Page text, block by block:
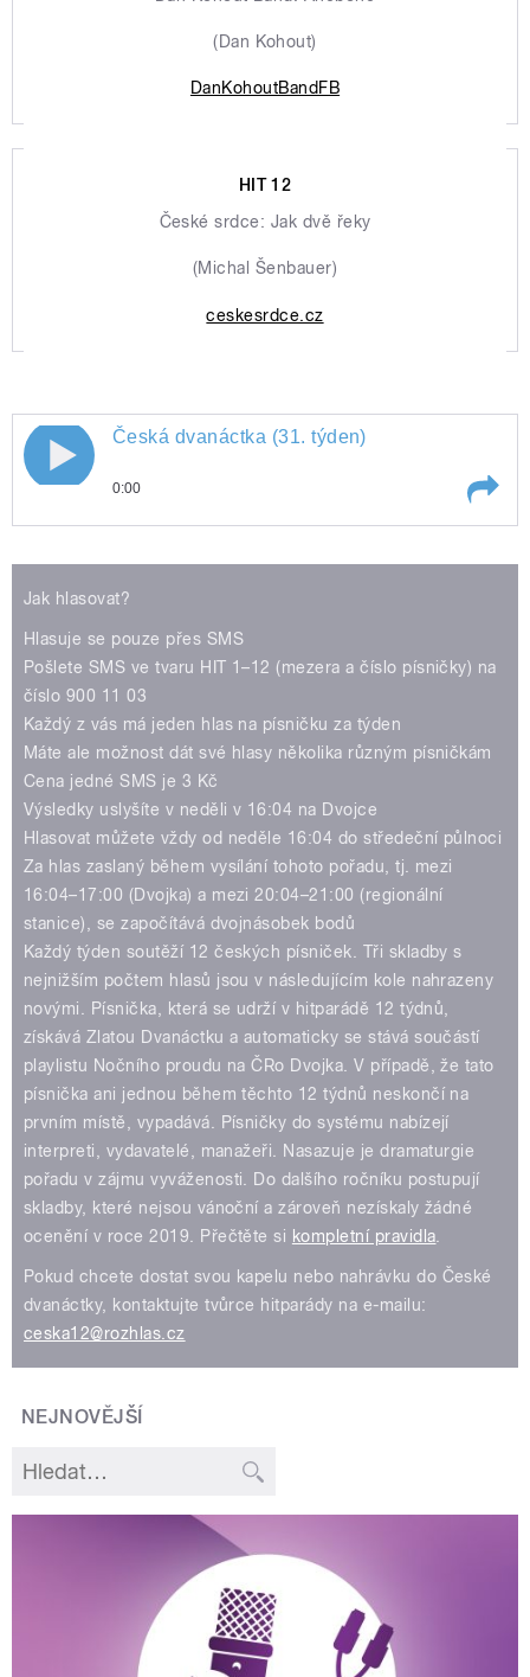
(Dan Kohout)
DanKohoutBandFB
HIT 12
České srdce: Jak dvě řeky
(Michal Šenbauer)
ceskesrdce.cz
pause
Česká dvanáctka (31. týden)
0:00
Jak hlasovat?
Hlasuje se pouze přes SMS
Pošlete SMS ve tvaru HIT 1–12 (mezera a číslo písničky) na
číslo 900 11 03
Každý z vás má jeden hlas na písničku za týden
Máte ale možnost dát své hlasy několika různým písničkám
Cena jedné SMS je 3 Kč
Výsledky uslyšíte v neděli v 16:04 na Dvojce
Hlasovat můžete vždy od neděle 16:04 do středeční půlnoci
Za hlas zaslaný během vysílání tohoto pořadu, tj. mezi
16:04–17:00 (Dvojka) a mezi 20:04–21:00 (regionální
stanice), se započítává dvojnásobek bodů
Každý týden soutěží 12 českých písniček. Tři skladby s
nejnižším počtem hlasů jsou v následujícím kole nahrazeny
novými. Písnička, která se udrží v hitparádě 12 týdnů,
získává Zlatou Dvanáctku a automaticky se stává součástí
playlistu Nočního proudu na ČRo Dvojka. V případě, že tato
písnička ani jednou během těchto 12 týdnů neskončí na
prvním místě, vypadává. Písničky do systému nabízejí
interpreti, vydavatelé, manažeři. Nasazuje je dramaturgie
pořadu v zájmu vyváženosti. Do dalšího ročníku postupují
skladby, které nejsou vánoční a zároveň nezískaly žádné
ocenění v roce 2019. Přečtěte si kompletní pravidla
Pokud chcete dostat svou kapelu nebo nahrávku do České
dvanáctky, kontaktujte tvůrce hitparády na e-mailu:
ceska12@rozhlas.cz
NEJNOVĚJŠÍ